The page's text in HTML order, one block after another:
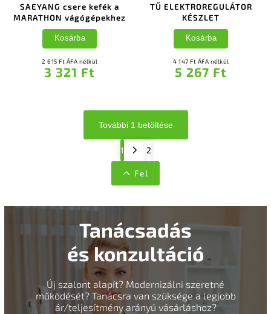
SAEYANG csere kefék a
MARATHON vágógépekhez
2 615 Ft ÁFA nélkül
3 321 Ft
Kosárba
TŰ ELEKTROREGULÁTOR
KÉSZLET
4 147 Ft ÁFA nélkül
5 267 Ft
Kosárba
További 1 betöltése
1 2
Fel
Tanácsadás
és konzultáció
Új szalont alapít? Modernizálni szeretné
működését? Tanácsra van szüksége a legjobb
ár/teljesítmény arányú vásárláshoz?